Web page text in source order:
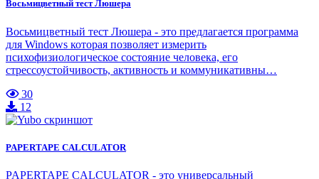
Восьмицветный тест Люшера
Восьмицветный тест Люшера - это предлагается программа
для Windows которая позволяет измерить
психофизиологическое состояние человека, его
стрессоустойчивость, активность и коммуникативны…
30
12
PAPERTAPE CALCULATOR
PAPERTAPE CALCULATOR - это универсальный